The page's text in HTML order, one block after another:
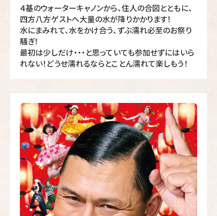
４基のウォーターキャノンから、住人の合図とともに、
四方八方ゲストへ大量の水が降りかかります！
水にまみれて、水をかけ合う、ずぶ濡れ必至のお祭り
騒ぎ！
最初は少しだけ・・・と思っていても参加せずにはいら
れない！どうせ濡れるならとことん濡れて楽しもう！